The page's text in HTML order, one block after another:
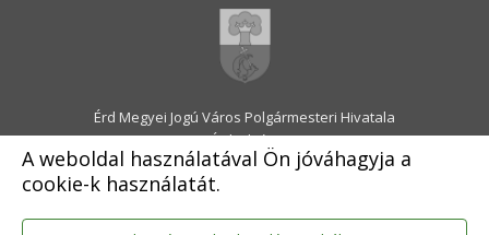
A weboldal használatával Ön jóváhagyja a
cookie-k használatát.
Érd Megyei Jogú Város Polgármesteri Hivatala
2030 Érd, Alsó utca 1.
Levélcím: 2031 Érd, Pf.: 31
E-mail:onkormanyzat@erd.hu
Telefonközpont:06-23-522-300